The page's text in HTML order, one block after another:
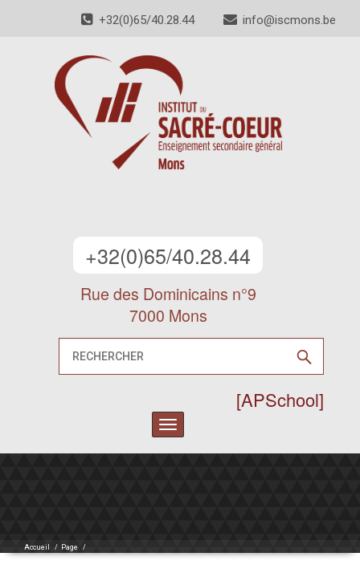
+32(0)65/40.28.44 info@iscmons.be
+32(0)65/40.28.44
Rue des Dominicains n°9
7000 Mons
[APSchool]
Toggle
navigation
Accueil / Page /